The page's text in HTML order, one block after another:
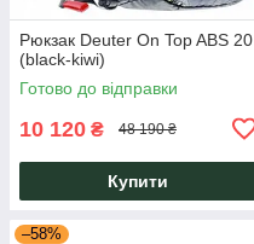
Рюкзак Deuter On Top ABS 20
(black-kiwi)
Готово до відправки
10 120 ₴ 48 190 ₴
Купити
–58%